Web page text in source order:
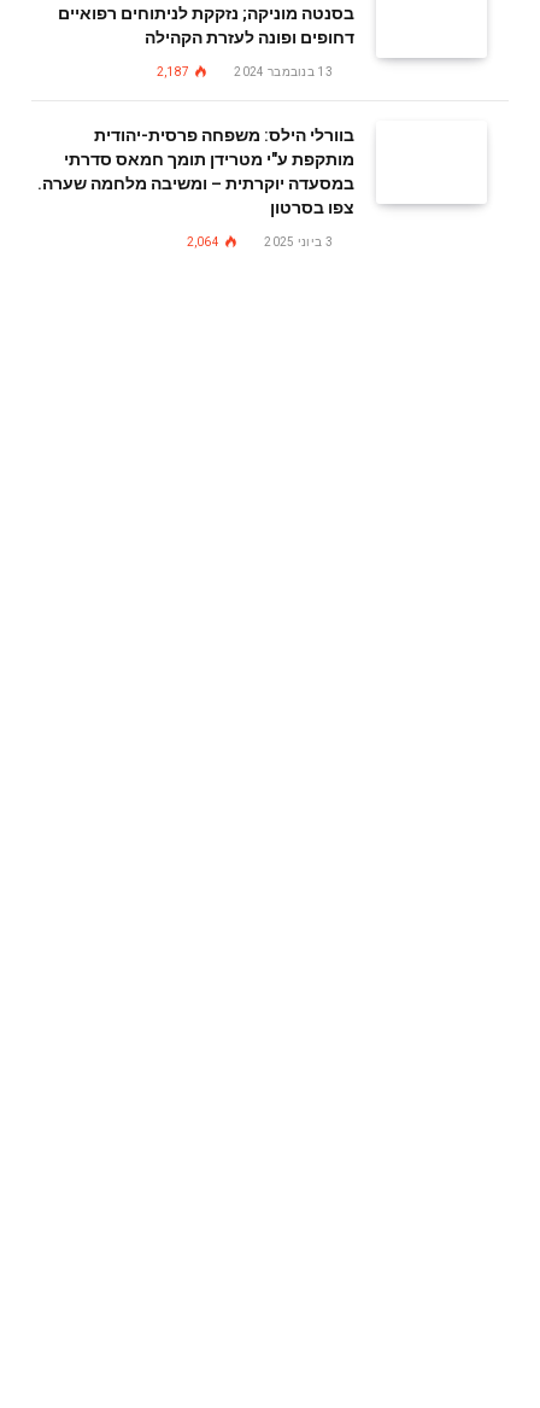
בסנטה מוניקה; נזקקת לניתוחים רפואיים
דחופים ופונה לעזרת הקהילה
13 בנובמבר 2024 2,187
בוורלי הילס: משפחה פרסית-יהודית
מותקפת ע"י מטרידן תומך חמאס סדרתי
במסעדה יוקרתית – ומשיבה מלחמה שערה.
צפו בסרטון
3 ביוני 2025 2,064